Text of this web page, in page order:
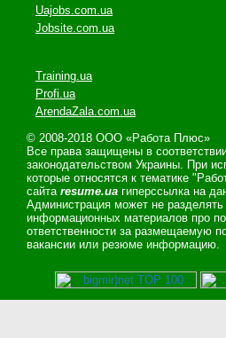
Uajobs.com.ua
Jobsite.com.ua
Training.ua
Profi.ua
ArendaZala.com.ua
© 2008-2018 ООО «Работа Плюс»
Все права защищены в
законодательством Украины. При
которые относятся к тематике
сайта resume.ua гиперссылка на
Администрация может не разделять
информационных материалов про
ответственности за размещаемую
вакансии или резюме информацию.